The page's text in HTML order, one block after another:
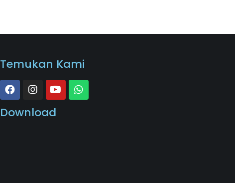
Temukan Kami
Download